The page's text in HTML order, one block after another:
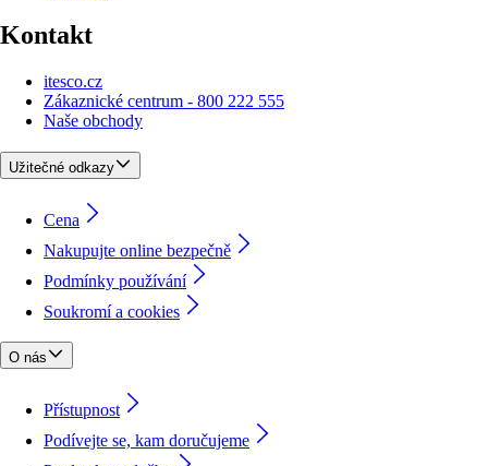
Kontakt
itesco.cz
Zákaznické centrum - 800 222 555
Naše obchody
Užitečné odkazy
Cena
Nakupujte online bezpečně
Podmínky používání
Soukromí a cookies
O nás
Přístupnost
Podívejte se, kam doručujeme